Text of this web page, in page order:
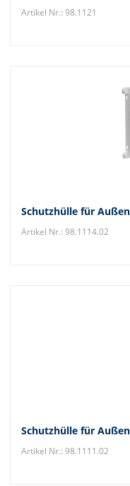
Artikel Nr.: 98.1121
Schutzhülle für
Artikel Nr.: 98.1114.02
Schutzhülle für
Artikel Nr.: 98.1111.02